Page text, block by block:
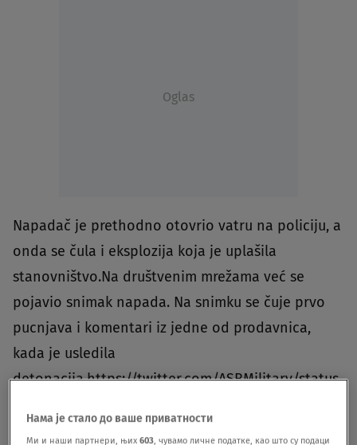
Oglas
Napadač je prethodno otovrio vatru na policiju, a
onda se čula i eksplozija koja je uplašila
stanovništvo.Na društvenim mrežama već se
pojavio snimak napada. Na snimku se čuje prvo
pucnjava i komentari iz jedne od prodavnica,
kada je usledila
detonacija.https://twitter.com/ASBMilitary/status
Нама је стало до ваше приватности
Ми и наши партнери, њих603, чувамо личне податке, као што су подаци